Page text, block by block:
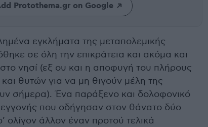
Protothema.gr on Google
εγκλήματα της μεταπολεμικής
σε όλη την επικράτεια και ακόμα και
νησί (εξ ου και η αποφυγή του πλήρους
θυτών για να μη θιγούν μέλη της
σήμερα). Ένα παράξενο και δολοφονικό
που οδήγησαν στον θάνατο δύο
ολίγον άλλον έναν προτού τελικά